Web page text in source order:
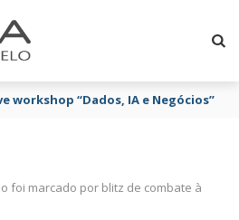
workshop “Dados, IA e Negócios”
foi marcado por blitz de combate à